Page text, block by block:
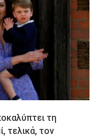
τη
τελικά, τον